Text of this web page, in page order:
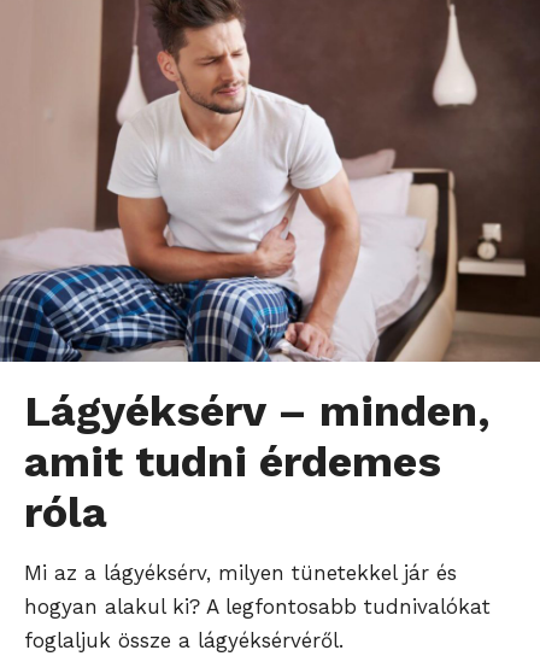
Lágyéksérv – minden,
amit tudni érdemes
róla
Mi az a lágyéksérv, milyen tünetekkel jár és
hogyan alakul ki? A legfontosabb tudnivalókat
foglaljuk össze a lágyéksérvéről.